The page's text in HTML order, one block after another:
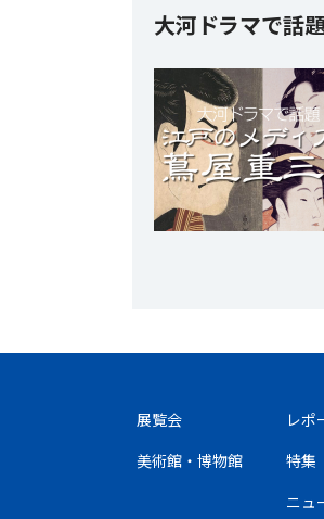
大河ドラマで話
展覧会
美術館・博物館
レポ
特集
ニュ